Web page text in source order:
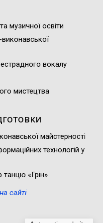
музичної освіти
вокалу
мистецтва
майстерності
технологій у
танцю «Грін»
сайті